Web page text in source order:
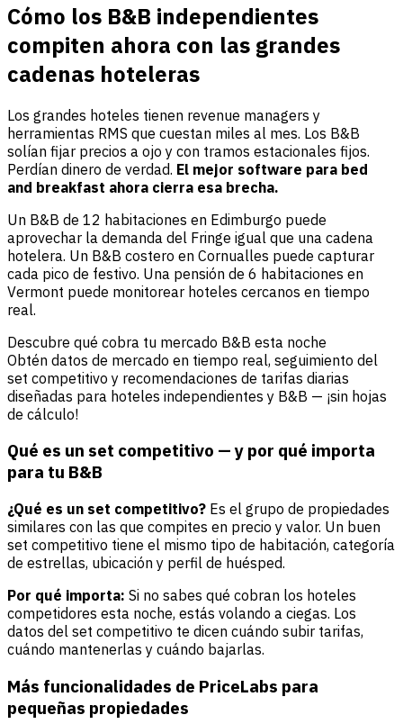
Cómo los B&B independientes
compiten ahora con las grandes
cadenas hoteleras
Los grandes hoteles tienen revenue managers y
herramientas RMS que cuestan miles al mes. Los B&B
solían fijar precios a ojo y con tramos estacionales fijos.
Perdían dinero de verdad. El mejor software para bed
and breakfast ahora cierra esa brecha.
Un B&B de 12 habitaciones en Edimburgo puede
aprovechar la demanda del Fringe igual que una cadena
hotelera. Un B&B costero en Cornualles puede capturar
cada pico de festivo. Una pensión de 6 habitaciones en
Vermont puede monitorear hoteles cercanos en tiempo
real.
Descubre qué cobra tu mercado B&B esta noche
Obtén datos de mercado en tiempo real, seguimiento del
set competitivo y recomendaciones de tarifas diarias
diseñadas para hoteles independientes y B&B — ¡sin hojas
de cálculo!
Qué es un set competitivo — y por qué importa
para tu B&B
¿Qué es un set competitivo? Es el grupo de propiedades
similares con las que compites en precio y valor. Un buen
set competitivo tiene el mismo tipo de habitación, categoría
de estrellas, ubicación y perfil de huésped.
Por qué importa: Si no sabes qué cobran los hoteles
competidores esta noche, estás volando a ciegas. Los
datos del set competitivo te dicen cuándo subir tarifas,
cuándo mantenerlas y cuándo bajarlas.
Más funcionalidades de PriceLabs para
pequeñas propiedades